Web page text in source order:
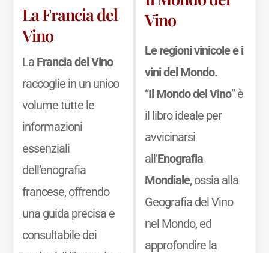
La Francia del
Vino
La Francia del Vino
raccoglie in un unico
volume tutte le
informazioni
essenziali
dell’enografia
francese, offrendo
una guida precisa e
consultabile dei
Vino
Le regioni vinicole e i
vini del Mondo.
“Il Mondo del Vino” è
il libro ideale per
avvicinarsi
all’Enografia
Mondiale, ossia alla
Geografia del Vino
nel Mondo, ed
approfondire la